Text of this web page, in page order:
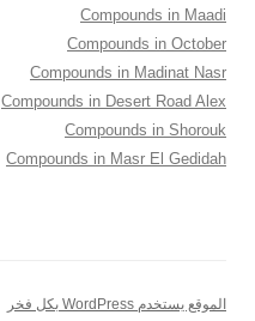
Compounds in Maadi
Compounds in October
Compounds in Madinat Nasr
Compounds in Desert Road Alex
Compounds in Shorouk
Compounds in Masr El Gedidah
الموقع يستخدم WordPress بكل فخر